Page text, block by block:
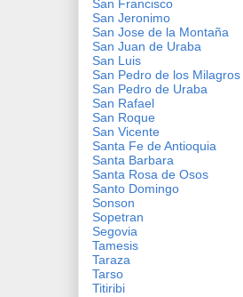
San Francisco
San Jeronimo
San Jose de la Montaña
San Juan de Uraba
San Luis
San Pedro de los Milagros
San Pedro de Uraba
San Rafael
San Roque
San Vicente
Santa Fe de Antioquia
Santa Barbara
Santa Rosa de Osos
Santo Domingo
Sonson
Sopetran
Segovia
Tamesis
Taraza
Tarso
Titiribi